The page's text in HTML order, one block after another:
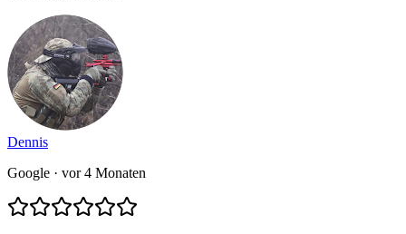
Dennis
Google · vor 4 Monaten